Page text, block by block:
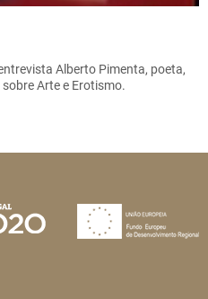
Alberto Pimenta, poeta,
Arte e Erotismo.